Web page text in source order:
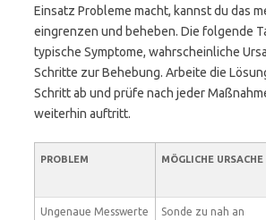
Einsatz Probleme macht, kannst du das
eingrenzen und beheben. Die folgende
typische Symptome, wahrscheinliche
Schritte zur Behebung. Arbeite die
Schritt ab und prüfe nach jeder
weiterhin auftritt.
PROBLEM MÖGLICHE URSACHE
Ungenaue Messwerte
Sonde zu nah an